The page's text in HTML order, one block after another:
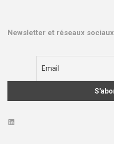
Newsletter et réseaux sociaux